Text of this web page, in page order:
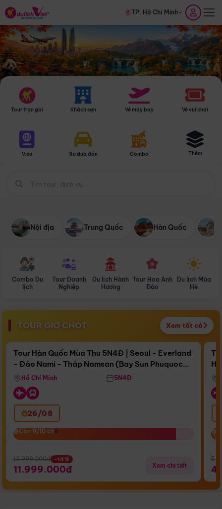
TP. Hồ Chí Minh
Tour trọn gói Khách sạn Vé máy bay Vé vui chơi
Visa Xe đưa đón Combo Thêm
Nội địa Trung Quốc Hàn Quốc
Combo Du
lịch
Tour Doanh
Nghiệp
Du lịch Hành
Hương
Tour Hoa Anh
Đào
Du lịch Mùa
Hè
TOUR GIỜ CHÓT Xem tất cả
Còn16 ngày 15:41:09
Bay Sun Phuquoc Airways
Điểm nổi bật
Tour Hàn Quốc Mùa Thu 5N4Đ | Seoul - Everland
- Đảo Nami - Tháp Namsan (Bay Sun Phuquoc
Airways)
Hồ Chí Minh 5N4Đ
26/08
Còn 9/10 chỗ
Còn 9/10 chỗ
13.999.000đ -14%
11.999.000đ Xem chi tiết